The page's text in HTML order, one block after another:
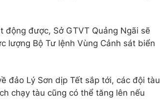
được, Sở GTVT Quảng Ngãi sẽ
lượng Bộ Tư lệnh Vùng Cảnh sát biển
đảo Lý Sơn dịp Tết sắp tới, các đội tàu
chạy tàu cũng có thể tăng lên nếu